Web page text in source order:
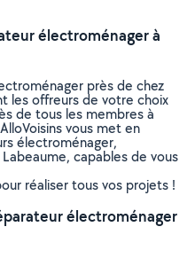
électroménager à
près de chez
les offreurs de votre choix
de tous les membres à
vous met en
électroménager,
capables de vous
réaliser tous vos projets !
électroménager